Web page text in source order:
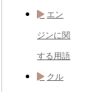
エン
ジンに関
する用語
クル